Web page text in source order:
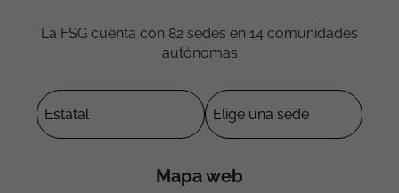
La FSG cuenta con 82 sedes en 14 comunidades
autónomas
Mapa web